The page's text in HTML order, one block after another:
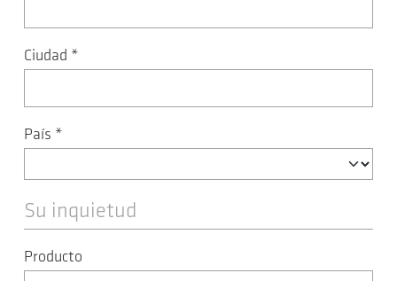
Ciudad *
País *
Su inquietud
Producto